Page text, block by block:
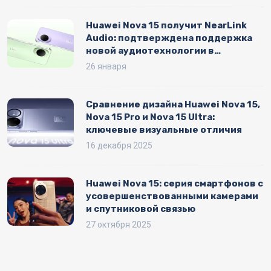
Huawei Nova 15 получит NearLink
Audio: подтверждена поддержка
новой аудиотехнологии в
HarmonyOS
26 января
Сравнение дизайна Huawei Nova 15,
Nova 15 Pro и Nova 15 Ultra:
ключевые визуальные отличия
16 декабря 2025
Huawei Nova 15: серия смартфонов с
усовершенствованными камерами
и спутниковой связью
27 октября 2025